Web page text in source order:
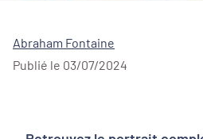
Abraham Fontaine
Publié le 03/07/2024